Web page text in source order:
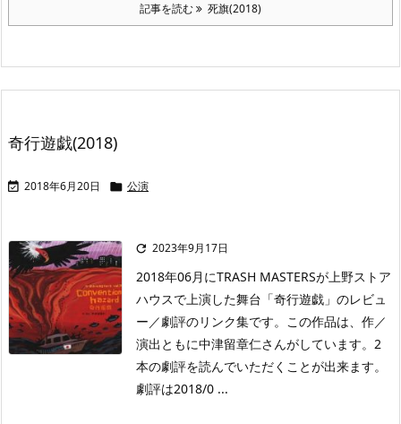
記事を読む 死旗(2018)
奇行遊戯(2018)
 2018年6月20日  公演
 2023年9月17日
2018年06月にTRASH MASTERSが上野ストア
ハウスで上演した舞台「奇行遊戯」のレビュ
ー／劇評のリンク集です。この作品は、作／
演出ともに中津留章仁さんがしています。2
本の劇評を読んでいただくことが出来ます。
劇評は2018/0 ...